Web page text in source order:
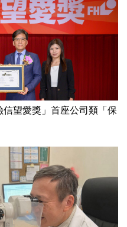
望愛獎」首座公司類「保